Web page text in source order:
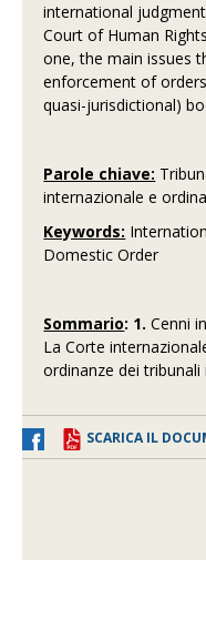
international
Court of Human
one, the main issues
enforcement of
quasi-jurisdictional)
Parole chiave:
internazionale e
Keywords:
Domestic Order
Sommario: 1. Cenni
La Corte
ordinanze dei
SCARICA IL